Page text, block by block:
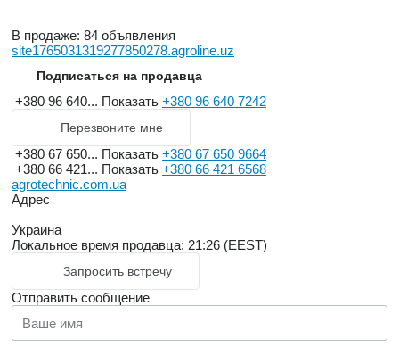
В продаже: 84 объявления
site1765031319277850278.agroline.uz
Подписаться на продавца
+380 96 640... Показать +380 96 640 7242
Перезвоните мне
+380 67 650... Показать +380 67 650 9664
+380 66 421... Показать +380 66 421 6568
agrotechnic.com.ua
Адрес
Украина
Локальное время продавца: 21:26 (EEST)
Запросить встречу
Отправить сообщение